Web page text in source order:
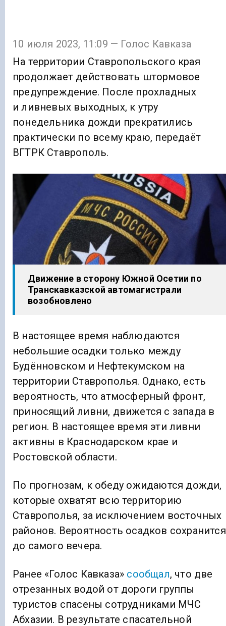
10 июля 2023, 11:09 — Голос Кавказа
На территории Ставропольского края
продолжает действовать штормовое
предупреждение. После прохладных
и ливневых выходных, к утру
понедельника дожди прекратились
практически по всему краю, передаёт
ВГТРК Ставрополь.
Движение в сторону Южной Осетии по
Транскавказской автомагистрали
возобновлено
В настоящее время наблюдаются
небольшие осадки только между
Будённовском и Нефтекумском на
территории Ставрополья. Однако, есть
вероятность, что атмосферный фронт,
приносящий ливни, движется с запада в
регион. В настоящее время эти ливни
активны в Краснодарском крае и
Ростовской области.
По прогнозам, к обеду ожидаются дожди,
которые охватят всю территорию
Ставрополья, за исключением восточных
районов. Вероятность осадков сохранится
до самого вечера.
Ранее «Голос Кавказа» сообщал, что две
отрезанных водой от дороги группы
туристов спасены сотрудниками МЧС
Абхазии. В результате спасательной